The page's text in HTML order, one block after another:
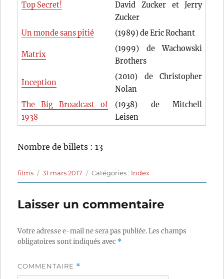
Top Secret!
David Zucker et Jerry
Zucker
Un monde sans pitié
(1989) de Eric Rochant
Matrix
(1999) de Wachowski
Brothers
Inception
(2010) de Christopher
Nolan
The Big Broadcast of
1938
(1938) de Mitchell
Leisen
Nombre de billets : 13
Auteur
films
Publié
le
31 mars 2017 Catégories
Catégories : Index
Laisser un commentaire
Votre adresse e-mail ne sera pas publiée.Les champs
obligatoires sont indiqués avec *
COMMENTAIRE *